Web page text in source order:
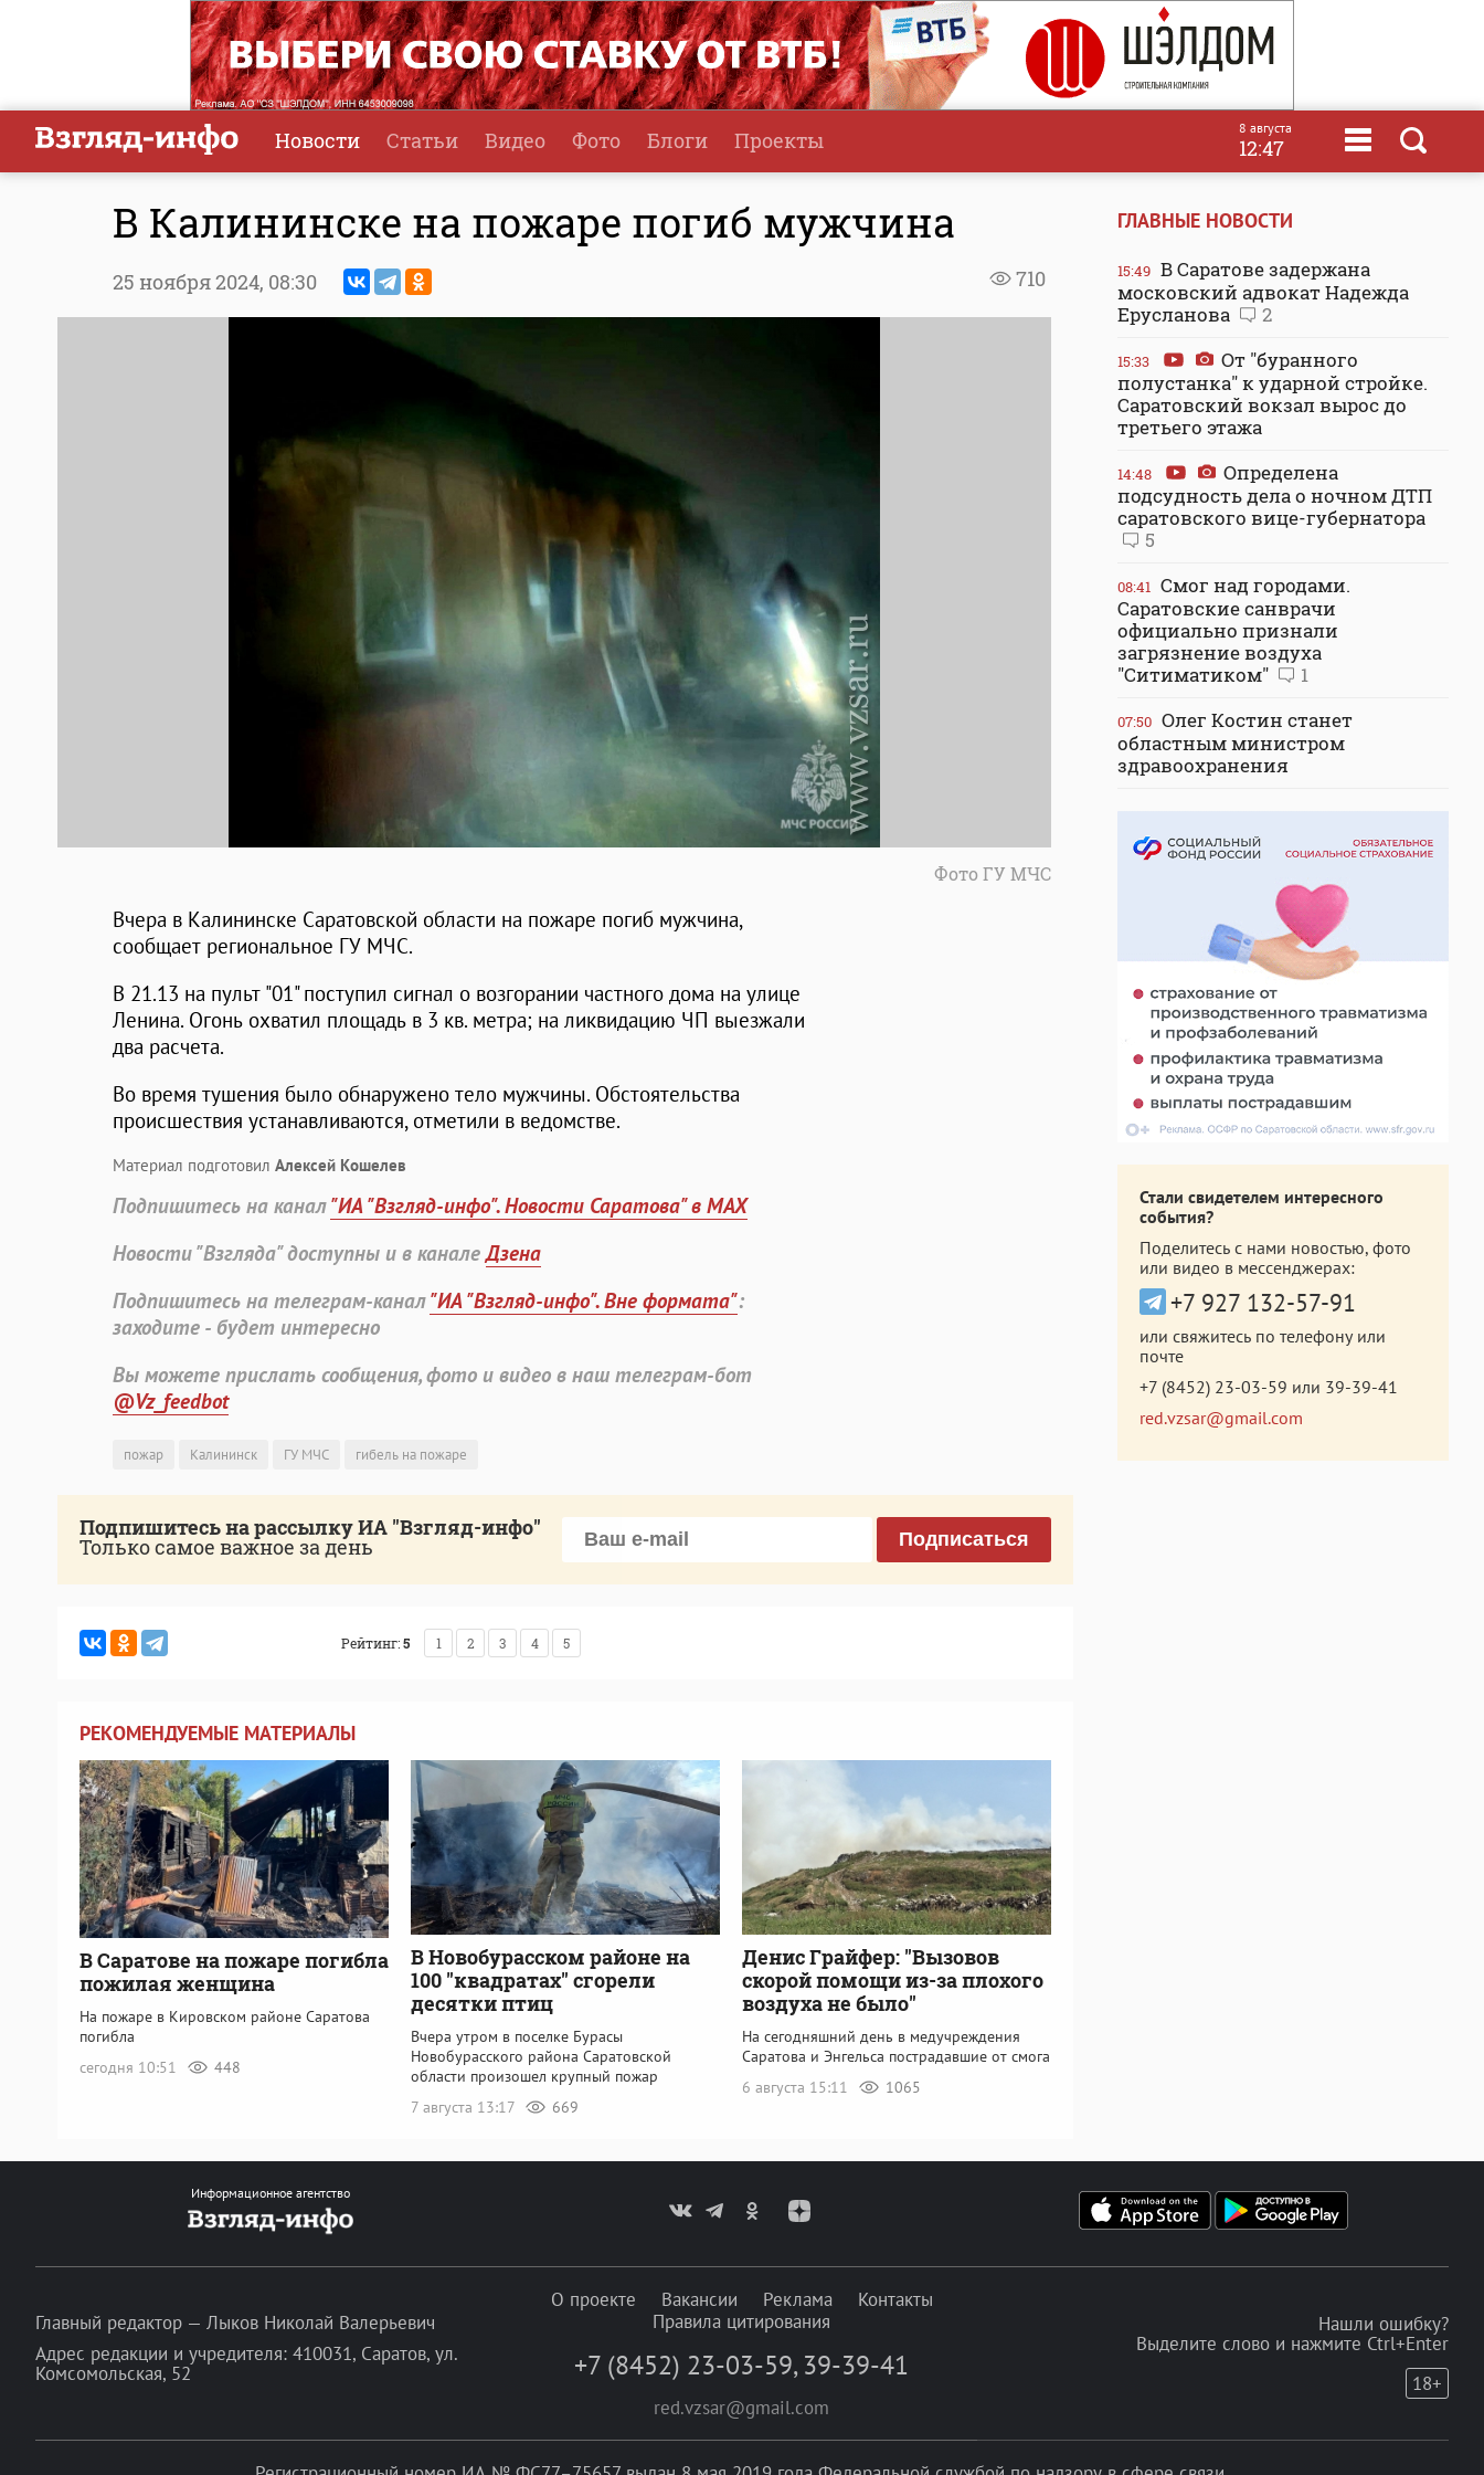
Новости Статьи Видео Фото Блоги Проекты 8 августа
12:47
В Калининске на пожаре погиб мужчина
710
25 ноября 2024, 08:30
Фото ГУ МЧС
Вчера в Калининске Саратовской области на пожаре погиб мужчина,
сообщает региональное ГУ МЧС.
В 21.13 на пульт "01" поступил сигнал о возгорании частного дома на улице
Ленина. Огонь охватил площадь в 3 кв. метра; на ликвидацию ЧП выезжали
два расчета.
Во время тушения было обнаружено тело мужчины. Обстоятельства
происшествия устанавливаются, отметили в ведомстве.
Материал подготовил Алексей Кошелев
Подпишитесь на канал"ИА "Взгляд-инфо". Новости Саратова" в MAX
Новости "Взгляда" доступны и в каналеДзена
Подпишитесь на телеграм-канал"ИА "Взгляд-инфо". Вне формата":
заходите - будет интересно
Вы можете прислать сообщения, фото и видео в наш телеграм-бот
@Vz_feedbot
пожар Калининск ГУ МЧС гибель на пожаре
Подпишитесь на рассылку ИА "Взгляд-инфо"
Только самое важное за день Подписаться
Рейтинг:5 1 2 3 4 5
РЕКОМЕНДУЕМЫЕ МАТЕРИАЛЫ
В Саратове на пожаре погибла
пожилая женщина
На пожаре в Кировском районе Саратова
погибла
сегодня 10:51
448
В Новобурасском районе на
100 "квадратах" сгорели
десятки птиц
Вчера утром в поселке Бурасы
Новобурасского района Саратовской
области произошел крупный пожар
7 августа 13:17
669
Денис Грайфер: "Вызовов
скорой помощи из-за плохого
воздуха не было"
На сегодняшний день в медучреждения
Саратова и Энгельса пострадавшие от смога
6 августа 15:11
1065
ГЛАВНЫЕ НОВОСТИ
15:49 В Саратове задержана
московский адвокат Надежда
Ерусланова
2
15:33
От "буранного
полустанка" к ударной стройке.
Саратовский вокзал вырос до
третьего этажа
14:48
Определена
подсудность дела о ночном ДТП
саратовского вице-губернатора
5
08:41 Смог над городами.
Саратовские санврачи
официально признали
загрязнение воздуха
"Ситиматиком"
1
07:50 Олег Костин станет
областным министром
здравоохранения
Стали свидетелем интересного
события?
Поделитесь с нами новостью, фото
или видео в мессенджерах:
+7 927 132-57-91
или свяжитесь по телефону или
почте
+7 (8452) 23-03-59 или 39-39-41
red.vzsar@gmail.com
Информационное агентство
Главный редактор — Лыков Николай Валерьевич
Адрес редакции и учредителя: 410031, Саратов, ул.
Комсомольская, 52
О проекте Вакансии Реклама
Контакты
Правила цитирования
+7 (8452) 23-03-59, 39-39-41
red.vzsar@gmail.com
Нашли ошибку?
Выделите слово и нажмите Ctrl+Enter
18+